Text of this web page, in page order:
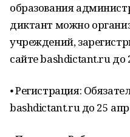
образования
диктант можно
учреждений,
сайте bashdictant.ru до
⦁ Регистрация:
bashdictant.ru до 25